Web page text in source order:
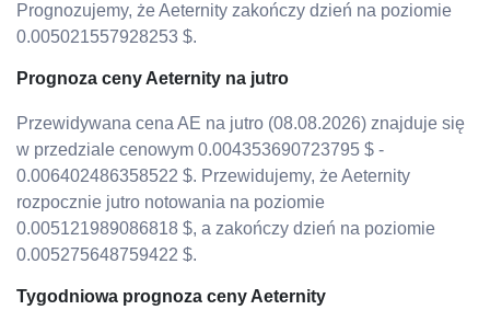
Prognozujemy, że Aeternity zakończy dzień na poziomie
0.005021557928253 $.
Prognoza ceny Aeternity na jutro
Przewidywana cena AE na jutro (08.08.2026) znajduje się
w przedziale cenowym 0.004353690723795 $ -
0.006402486358522 $. Przewidujemy, że Aeternity
rozpocznie jutro notowania na poziomie
0.005121989086818 $, a zakończy dzień na poziomie
0.005275648759422 $.
Tygodniowa prognoza ceny Aeternity